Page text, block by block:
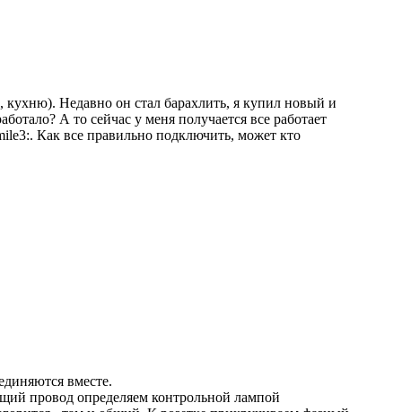
кухню). Недавно он стал барахлить, я купил новый и
А то сейчас у меня получается все работает
. Как все правильно подключить, может кто
вместе.
провод определяем контрольной лампой